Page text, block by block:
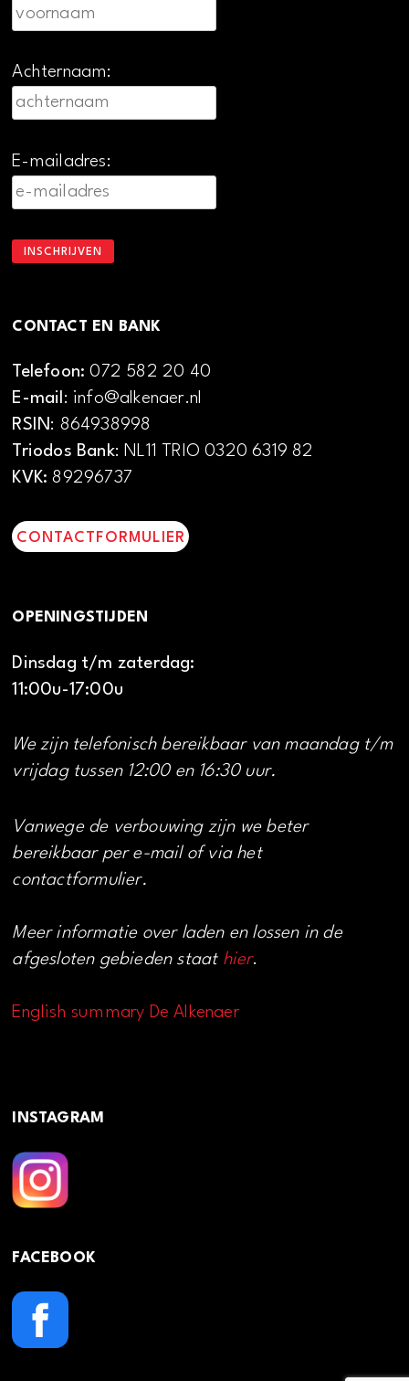
Achternaam:
E-mailadres:
CONTACT EN BANK
Telefoon:072 582 20 40
E-mail: info@alkenaer.nl
RSIN: 864938998
Triodos Bank: NL11 TRIO 0320 6319 82
KVK: 89296737
CONTACTFORMULIER
OPENINGSTIJDEN
Dinsdag t/m zaterdag:
11:00u-17:00u
We zijn telefonisch bereikbaar van maandag t/m
vrijdag tussen 12:00 en 16:30 uur.
Vanwege de verbouwing zijn we beter
bereikbaar per e-mail of via het
contactformulier.
Meer informatie over laden en lossen in de
afgesloten gebieden staat hier.
English summary De Alkenaer
INSTAGRAM
FACEBOOK